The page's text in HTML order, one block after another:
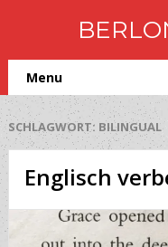
Menu
SCHLAGWORT: BILINGUAL
Englisch